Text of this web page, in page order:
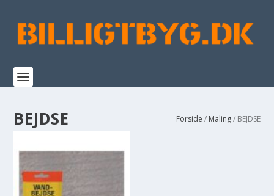
BEJDSE Forside / Maling/ BEJDSE